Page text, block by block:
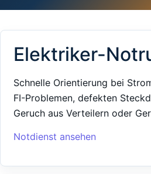
Elektriker-
Schnelle Orientierung bei
FI-Problemen, defekten
Geruch aus Verteilern oder
Notdienst ansehen